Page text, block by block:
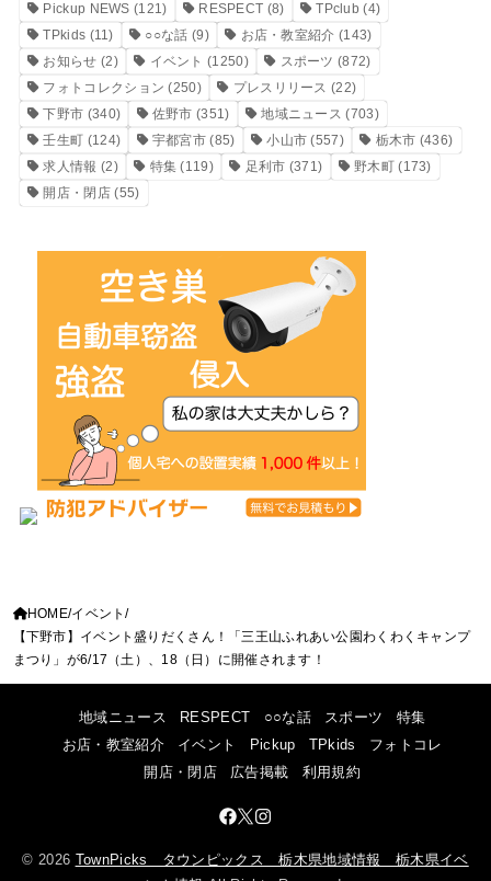
Pickup NEWS (121) RESPECT (8) TPclub (4)
TPkids (11) ○○な話 (9) お店・教室紹介 (143)
お知らせ (2) イベント (1250) スポーツ (872)
フォトコレクション (250) プレスリリース (22)
下野市 (340) 佐野市 (351) 地域ニュース (703)
壬生町 (124) 宇都宮市 (85) 小山市 (557) 栃木市 (436)
求人情報 (2) 特集 (119) 足利市 (371) 野木町(173)
開店・閉店(55)
HOME イベント
【下野市】イベント盛りだくさん！「三王山ふれあい公園わくわくキャンプ
まつり」が6/17（土）、18（日）に開催されます！
地域ニュース RESPECT ○○な話 スポーツ
特集
お店・教室紹介
イベント Pickup TPkids
フォトコレ
開店・閉店
広告掲載 利用規約
© 2026 TownPicks タウンピックス 栃木県地域情報 栃木県イベ